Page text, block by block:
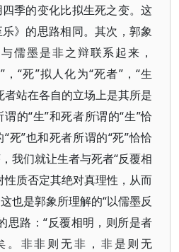
季的变化比拟生死之变。这
》的思路相同。其次，郭象
儒墨是非之辩联系起来，
“死”拟人化为“死者”，“生
者站在各自的立场上是其所是
的“生”和死者所谓的“生”恰
死”也和死者所谓的“死”恰恰
我们就让生者与死者“反覆相
性质否定其绝对真理性，从而
也是郭象所理解的“以儒墨反
思路：“反覆相明，则所是者
。非非则无非，非是则无